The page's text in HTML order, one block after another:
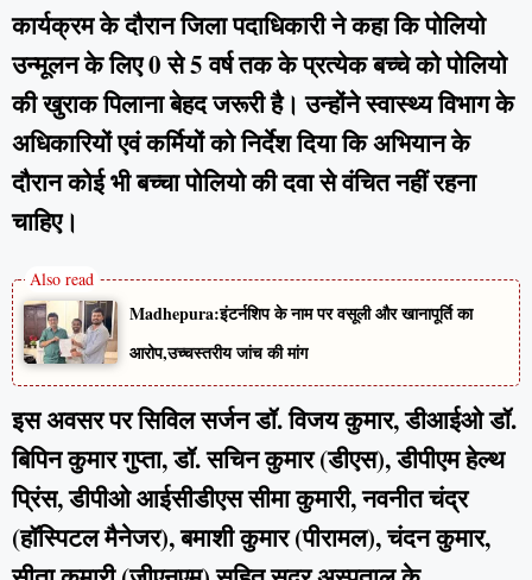
कार्यक्रम के दौरान जिला पदाधिकारी ने कहा कि पोलियो
उन्मूलन के लिए 0 से 5 वर्ष तक के प्रत्येक बच्चे को पोलियो
की खुराक पिलाना बेहद जरूरी है। उन्होंने स्वास्थ्य विभाग के
अधिकारियों एवं कर्मियों को निर्देश दिया कि अभियान के
दौरान कोई भी बच्चा पोलियो की दवा से वंचित नहीं रहना
चाहिए।
Madhepura:इंटर्नशिप के नाम पर वसूली और खानापूर्ति का
आरोप,उच्चस्तरीय जांच की मांग
इस अवसर पर सिविल सर्जन डॉ. विजय कुमार, डीआईओ डॉ.
बिपिन कुमार गुप्ता, डॉ. सचिन कुमार (डीएस), डीपीएम हेल्थ
प्रिंस, डीपीओ आईसीडीएस सीमा कुमारी, नवनीत चंद्र
(हॉस्पिटल मैनेजर), बमाशी कुमार (पीरामल), चंदन कुमार,